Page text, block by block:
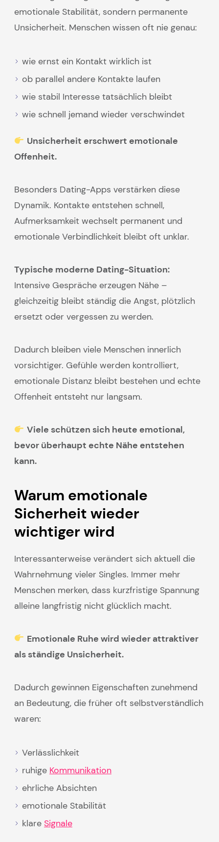
emotionale Stabilität, sondern permanente
Unsicherheit. Menschen wissen oft nie genau:
wie ernst ein Kontakt wirklich ist
ob parallel andere Kontakte laufen
wie stabil Interesse tatsächlich bleibt
wie schnell jemand wieder verschwindet
Unsicherheit erschwert emotionale
Offenheit.
Besonders Dating-Apps verstärken diese
Dynamik. Kontakte entstehen schnell,
Aufmerksamkeit wechselt permanent und
emotionale Verbindlichkeit bleibt oft unklar.
Typische moderne Dating-Situation:
Intensive Gespräche erzeugen Nähe –
gleichzeitig bleibt ständig die Angst, plötzlich
ersetzt oder vergessen zu werden.
Dadurch bleiben viele Menschen innerlich
vorsichtiger. Gefühle werden kontrolliert,
emotionale Distanz bleibt bestehen und echte
Offenheit entsteht nur langsam.
Viele schützen sich heute emotional,
bevor überhaupt echte Nähe entstehen
kann.
Warum emotionale
Sicherheit wieder
wichtiger wird
Interessanterweise verändert sich aktuell die
Wahrnehmung vieler Singles. Immer mehr
Menschen merken, dass kurzfristige Spannung
alleine langfristig nicht glücklich macht.
Emotionale Ruhe wird wieder attraktiver
als ständige Unsicherheit.
Dadurch gewinnen Eigenschaften zunehmend
an Bedeutung, die früher oft selbstverständlich
waren:
Verlässlichkeit
ruhige Kommunikation
ehrliche Absichten
emotionale Stabilität
klare Signale